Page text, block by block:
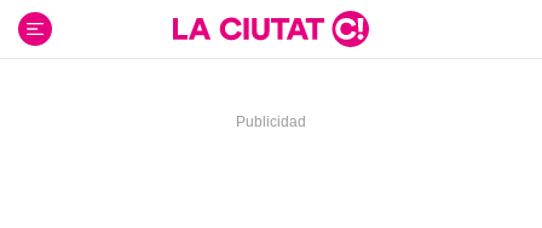
contenido